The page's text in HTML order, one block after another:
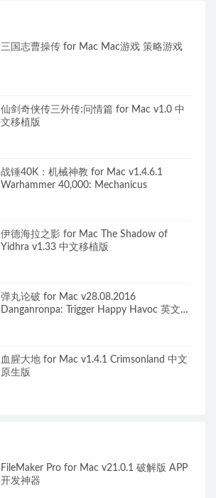
三国志曹操传 for Mac Mac游戏 策略游戏
仙剑奇侠传三外传:问情篇 for Mac v1.0 中
文移植版
战锤40K：机械神教 for Mac v1.4.6.1
Warhammer 40,000: Mechanicus
伊德海拉之影 for Mac The Shadow of
Yidhra v1.33 中文移植版
弹丸论破 for Mac v28.08.2016
Danganronpa: Trigger Happy Havoc 英文原
血腥大地 for Mac v1.4.1 Crimsonland 中文
原生版
FileMaker Pro for Mac v21.0.1 破解版 APP
开发神器